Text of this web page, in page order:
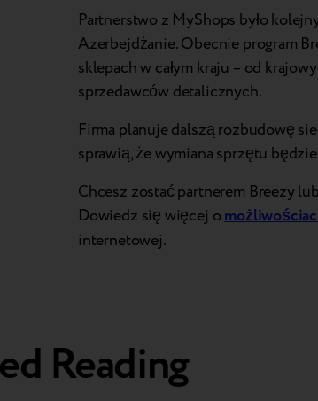
Partnerstwo z MyShops było
Azerbejdżanie. Obecnie program
sklepach w całym kraju – od
sprzedawców detalicznych.
Firma planuje dalszą rozbudowę
sprawią, że wymiana sprzętu
Chcesz zostać partnerem Breezy
Dowiedz się więcej o
internetowej.
Reading